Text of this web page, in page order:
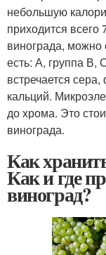
небольшую
приходится
винограда, можно
есть: А, группа
встречается
кальций.
до хрома. Это
винограда.
Как
Как и где
виноград?